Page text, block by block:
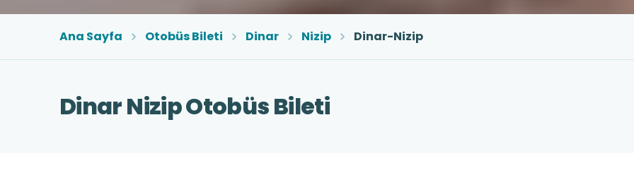
Ana Sayfa Otobüs Bileti Dinar Nizip Dinar-Nizip
Dinar Nizip Otobüs Bileti